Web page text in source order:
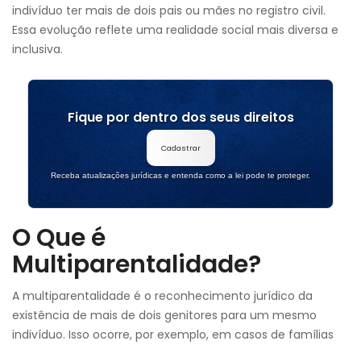
indivíduo ter mais de dois pais ou mães no registro civil.
Essa evolução reflete uma realidade social mais diversa e
inclusiva.
Fique por dentro dos seus direitos
Cadastrar
Receba atualizações jurídicas e entenda como a lei pode te proteger.
O Que é
Multiparentalidade?
A multiparentalidade é o reconhecimento jurídico da
existência de mais de dois genitores para um mesmo
indivíduo. Isso ocorre, por exemplo, em casos de famílias